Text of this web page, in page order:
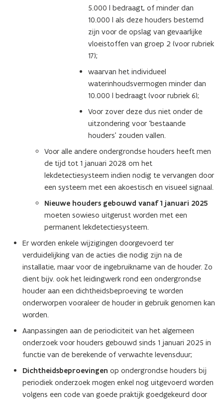
i
e
u
w
e
n
s
t
e
r
)
5.000 l bedraagt, of minder dan
10.000 l als deze houders bestemd
zijn voor de opslag van gevaarlijke
vloeistoffen van groep 2 (voor rubriek
17);
waarvan het individueel
waterinhoudsvermogen minder dan
10.000 l bedraagt (voor rubriek 6);
Voor zover deze dus niet onder de
uitzondering voor ‘bestaande
houders’ zouden vallen.
Voor alle andere ondergrondse houders heeft men
de tijd tot 1 januari 2028 om het
lekdetectiesysteem indien nodig te vervangen door
een systeem met een akoestisch en visueel signaal.
Nieuwe houders gebouwd vanaf 1 januari 2025
moeten sowieso uitgerust worden met een
permanent lekdetectiesysteem.
Er worden enkele wijzigingen doorgevoerd ter
verduidelijking van de acties die nodig zijn na de
installatie, maar voor de ingebruikname van de houder. Zo
dient bijv. ook het leidingwerk rond een ondergrondse
houder aan een dichtheidsbeproeving te worden
onderworpen vooraleer de houder in gebruik genomen kan
worden.
Aanpassingen aan de periodiciteit van het algemeen
onderzoek voor houders gebouwd sinds 1 januari 2025 in
functie van de berekende of verwachte levensduur;
Dichtheidsbeproevingen op ondergrondse houders bij
periodiek onderzoek mogen enkel nog uitgevoerd worden
volgens een code van goede praktijk goedgekeurd door